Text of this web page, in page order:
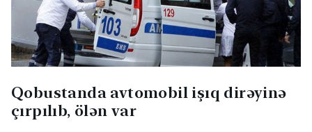
Qobustanda avtomobil işıq dirəyinə
çırpılıb, ölən var